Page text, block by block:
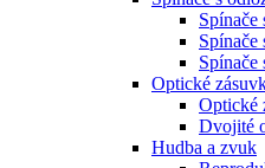
Spínače
Spínače
Spínače
Optické
Optické
Dvojité
Hudba a zvuk